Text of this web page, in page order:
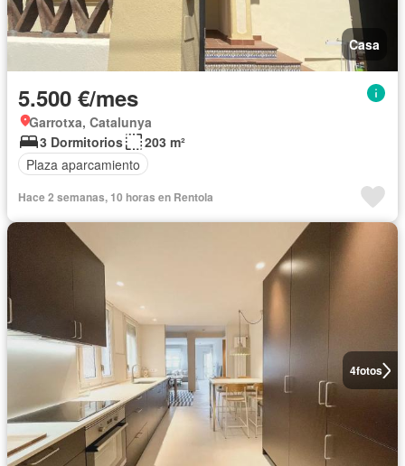
Casa
5.500 €/mes
Garrotxa, Catalunya
3 Dormitorios
203 m²
Plaza aparcamiento
Hace 2 semanas, 10 horas en Rentola
4fotos